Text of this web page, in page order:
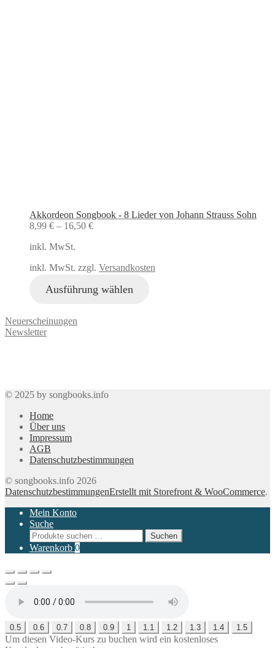
Akkordeon Songbook - 8 Lieder von Johann Strauss Sohn
8,99 € – 16,50 €
inkl. MwSt.
inkl. MwSt. zzgl. Versandkosten
Ausführung wählen
Neuerscheinungen
Newsletter
© 2025 by songbooks.info
Home
Über uns
Impressum
AGB
Datenschutzbestimmungen
© songbooks.info 2026
DatenschutzbestimmungenErstellt mit Storefront & WooCommerce.
Mein Konto
Suche
Suchen
nach:
Suchen
Warenkorb 0
0.5 0.6 0.7 0.8 0.9 1 1.1 1.2 1.3 1.4 1.5
Um diesen Video-Kurs zu buchen wird ein kostenloses